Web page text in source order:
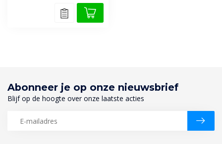
Abonneer je op onze nieuwsbrief
Blijf op de hoogte over onze laatste acties